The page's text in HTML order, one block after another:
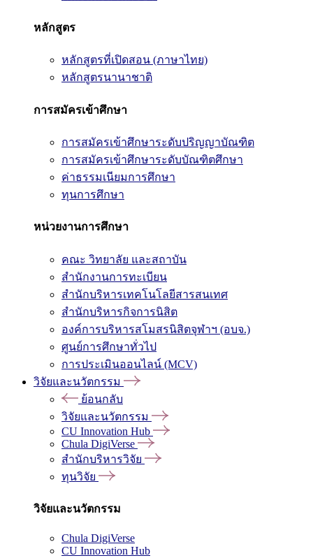
หลักสูตร
หลักสูตรที่เปิดสอน (ภาษาไทย)
หลักสูตรนานาชาติ
การสมัครเข้าศึกษา
การสมัครเข้าศึกษาระดับปริญญาบัณฑิต
การสมัครเข้าศึกษาระดับบัณฑิตศึกษา
ค่าธรรมเนียมการศึกษา
ทุนการศึกษา
หน่วยงานการศึกษา
คณะ วิทยาลัย และสถาบัน
สำนักงานการทะเบียน
สำนักบริหารเทคโนโลยีสารสนเทศ
สำนักบริหารกิจการนิสิต
องค์การบริหารสโมสรนิสิตจุฬาฯ (อบจ.)
ศูนย์การศึกษาทั่วไป
การประเมินออนไลน์ (MCV)
วิจัยและนวัตกรรม
ย้อนกลับ
วิจัยและนวัตกรรม
CU Innovation Hub
Chula DigiVerse
สำนักบริหารวิจัย
ทุนวิจัย
วิจัยและนวัตกรรม
Chula DigiVerse
CU Innovation Hub